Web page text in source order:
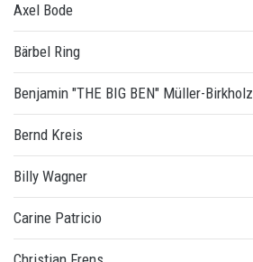
Axel Bode
Bärbel Ring
Benjamin "THE BIG BEN" Müller-Birkholz
Bernd Kreis
Billy Wagner
Carine Patricio